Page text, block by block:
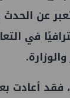
عن
في
والوزارة.
فقد أعادت